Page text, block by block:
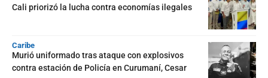
Cali priorizó la lucha contra economías ilegales
Caribe
Murió uniformado tras ataque con explosivos
contra estación de Policía en Curumaní, Cesar